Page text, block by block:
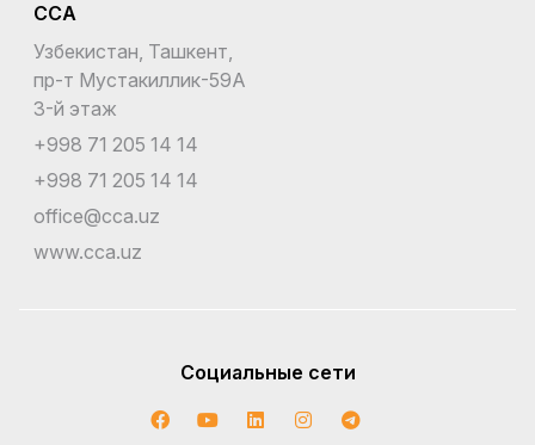
CCA
Узбекистан, Ташкент,
пр-т Мустакиллик-59A
3-й этаж
+998 71 205 14 14
+998 71 205 14 14
office@cca.uz
www.cca.uz
Социальные сети